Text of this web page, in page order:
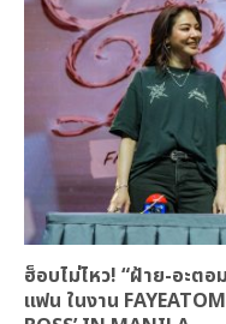
ฮ็อบไม่ไหว! “ฝ้าย-อะต
แฟน ในงาน